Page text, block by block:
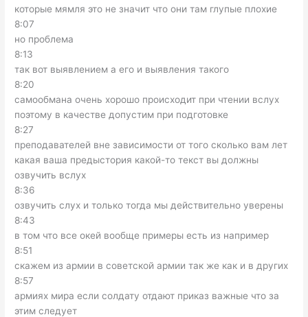
которые мямля это не значит что они там глупые плохие
8:07
но проблема
8:13
так вот выявлением а его и выявления такого
8:20
самообмана очень хорошо происходит при чтении вслух
поэтому в качестве допустим при подготовке
8:27
преподавателей вне зависимости от того сколько вам лет
какая ваша предыстория какой-то текст вы должны
озвучить вслух
8:36
озвучить слух и только тогда мы действительно уверены
8:43
в том что все окей вообще примеры есть из например
8:51
скажем из армии в советской армии так же как и в других
8:57
армиях мира если солдату отдают приказ важные что за
этим следует